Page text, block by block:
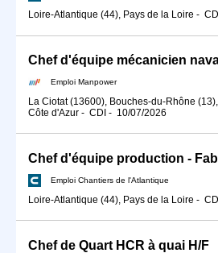
Loire-Atlantique (44), Pays de la Loire - CDI
Emploi Manpower
La Ciotat (13600), Bouches-du-Rhône
Côte d'Azur - CDI - 10/07/2026
Emploi Chantiers de l'Atlantique
Loire-Atlantique (44), Pays de la Loire -
Chef de Quart HCR à quai H/F